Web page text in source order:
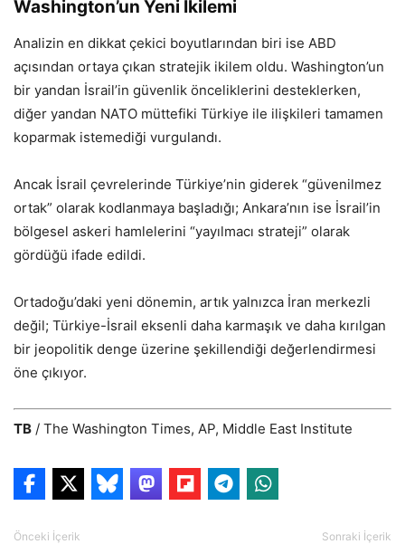
Washington’un Yeni İkilemi
Analizin en dikkat çekici boyutlarından biri ise ABD
açısından ortaya çıkan stratejik ikilem oldu. Washington’un
bir yandan İsrail’in güvenlik önceliklerini desteklerken,
diğer yandan NATO müttefiki Türkiye ile ilişkileri tamamen
koparmak istemediği vurgulandı.
Ancak İsrail çevrelerinde Türkiye’nin giderek “güvenilmez
ortak” olarak kodlanmaya başladığı; Ankara’nın ise İsrail’in
bölgesel askeri hamlelerini “yayılmacı strateji” olarak
gördüğü ifade edildi.
Ortadoğu’daki yeni dönemin, artık yalnızca İran merkezli
değil; Türkiye-İsrail eksenli daha karmaşık ve daha kırılgan
bir jeopolitik denge üzerine şekillendiği değerlendirmesi
öne çıkıyor.
TB / The Washington Times, AP, Middle East Institute
Önceki İçerik Sonraki İçerik